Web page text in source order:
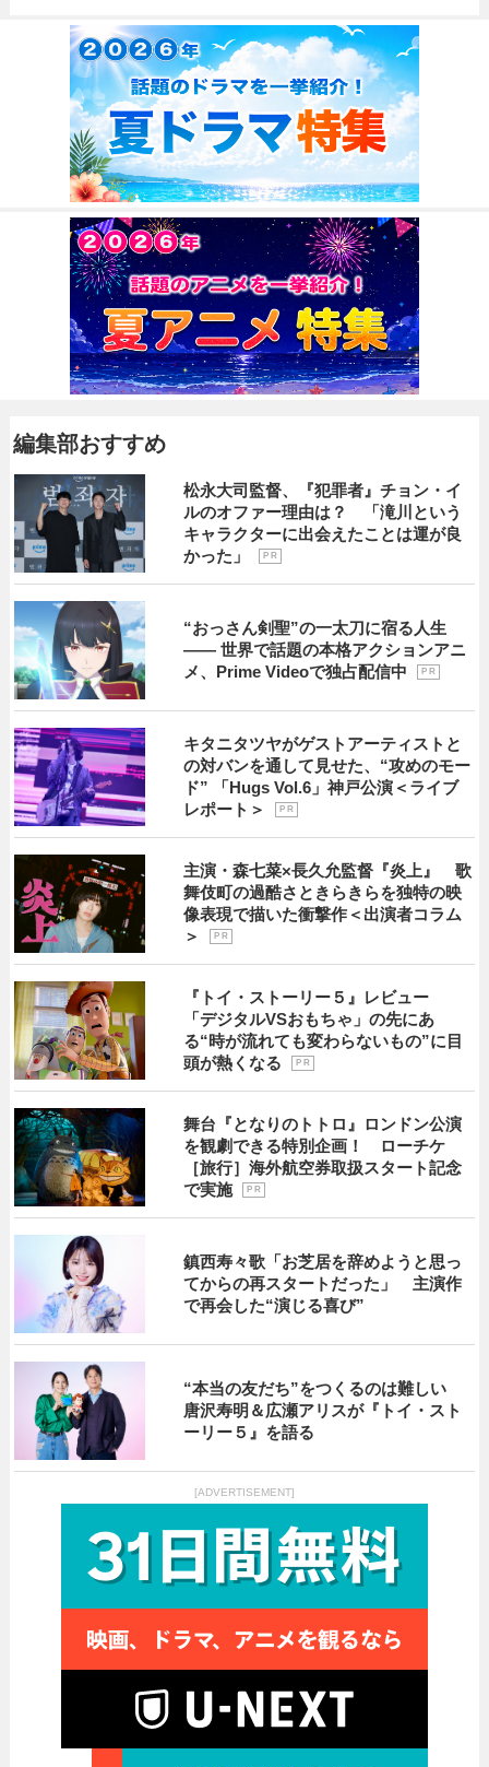
編集部おすすめ
松永大司監督、『犯罪者』チョン・イ
ルのオファー理由は？ 「滝川という
キャラクターに出会えたことは運が良
かった」
P R
“おっさん剣聖”の一太刀に宿る人生
―― 世界で話題の本格アクションアニ
メ、Prime Videoで独占配信中
P R
キタニタツヤがゲストアーティストと
の対バンを通して見せた、“攻めのモー
ド” 「Hugs Vol.6」神戸公演＜ライブ
レポート＞
P R
主演・森七菜×長久允監督『炎上』 歌
舞伎町の過酷さときらきらを独特の映
像表現で描いた衝撃作＜出演者コラム
＞
P R
『トイ・ストーリー５』レビュー
「デジタルVSおもちゃ」の先にあ
る“時が流れても変わらないもの”に目
頭が熱くなる
P R
舞台『となりのトトロ』ロンドン公演
を観劇できる特別企画！ ローチケ
［旅行］海外航空券取扱スタート記念
で実施
P R
鎮西寿々歌「お芝居を辞めようと思っ
てからの再スタートだった」 主演作
で再会した“演じる喜び”
“本当の友だち”をつくるのは難しい
唐沢寿明＆広瀬アリスが『トイ・スト
ーリー５』を語る
[ADVERTISEMENT]